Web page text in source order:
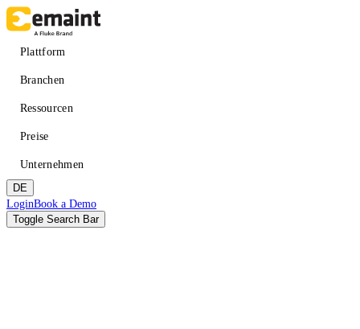
Direkt
zum
Main
navigation
Plattform
Branchen
Ressourcen
Preise
Unternehmen
DE
Header
CTA
LoginBook a Demo
Toggle Search Bar